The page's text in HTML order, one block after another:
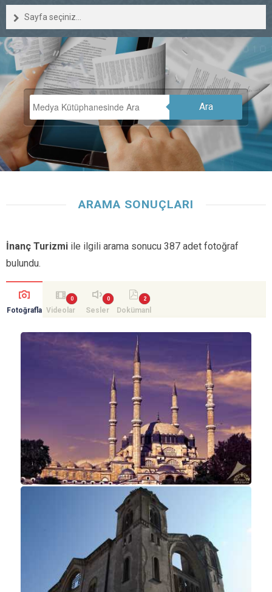
Sayfa seçiniz...
Ara
ARAMA SONUÇLARI
İnanç Turizmi ile ilgili arama sonucu 387 adet fotoğraf
bulundu.
Fotoğrafla Videolar Sesler
Dokümanl